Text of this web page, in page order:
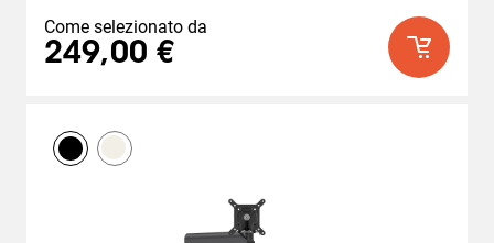
stelle.
9
recensioni
Come selezionato da
249,00 €